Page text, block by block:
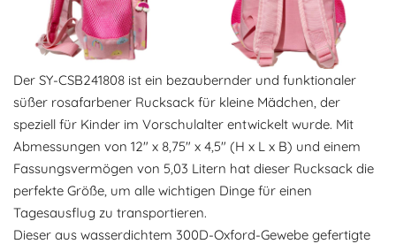
Der SY-CSB241808 ist ein bezaubernder und funktionaler
süßer rosafarbener Rucksack für kleine Mädchen, der
speziell für Kinder im Vorschulalter entwickelt wurde. Mit
Abmessungen von 12" x 8,75" x 4,5" (H x L x B) und einem
Fassungsvermögen von 5,03 Litern hat dieser Rucksack die
perfekte Größe, um alle wichtigen Dinge für einen
Tagesausflug zu transportieren.
Dieser aus wasserdichtem 300D-Oxford-Gewebe gefertigte